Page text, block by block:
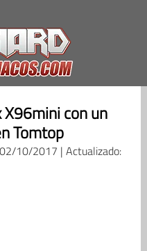
X96mini con un
Tomtop
10/2017 | Actualizado: